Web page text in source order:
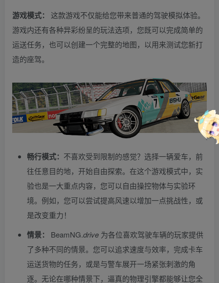
游戏模式：
这款游戏不仅能给您带来普通的驾驶模拟体验。
游戏内还有各种异彩纷呈的玩法选项，您既可以完成简单的
运送任务，也可以创建一个完整的地图，以用来测试您新打
造的座驾。
畅行模式： 不喜欢受到限制的感觉？选择一辆爱车，前
往任意目的地，开始自由探索。在这个游戏模式中，实
验也是一大重点内容，您可以自由操控物体与实验环
境。例如，您可以尝试提高风速以增加一点挑战性，或
是改变重力！
情景： BeamNG.drive 为各位喜欢驾驶车辆的玩家提供
了多种不同的情景。您可以追求速度与效率，完成卡车
运送货物的任务，或是与警车展开一场紧张刺激的角
逐。无论在哪种情景下，逼真的物理引擎都能够让您全